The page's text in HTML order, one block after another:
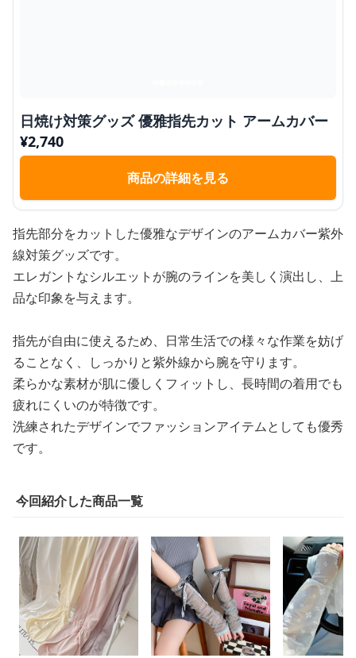
日焼け対策グッズ 優雅指先カット アームカバー
¥2,740
商品の詳細を見る
指先部分をカットした優雅なデザインのアームカバー紫外
線対策グッズです。
エレガントなシルエットが腕のラインを美しく演出し、上
品な印象を与えます。
指先が自由に使えるため、日常生活での様々な作業を妨げ
ることなく、しっかりと紫外線から腕を守ります。
柔らかな素材が肌に優しくフィットし、長時間の着用でも
疲れにくいのが特徴です。
洗練されたデザインでファッションアイテムとしても優秀
です。
今回紹介した商品一覧